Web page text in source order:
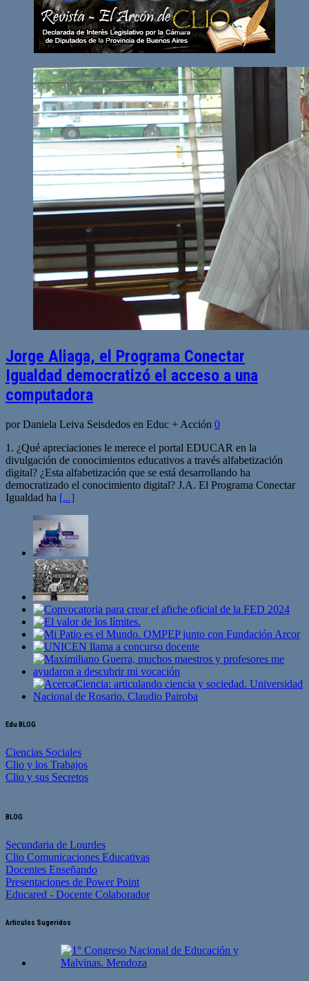
Jorge Aliaga, el Programa Conectar
Igualdad democratizó el acceso a una
computadora
por Daniela Leiva Seisdedos en Educ + Acción 0
1. ¿Qué apreciaciones le merece el portal EDUCAR en la
divulgación de conocimientos educativos a través alfabetización
digital? ¿Esta alfabetización que se está desarrollando ha
democratizado el conocimiento digital? J.A. El Programa Conectar
Igualdad ha [...]
Edu BLOG
Ciencias Sociales
Clio y los Trabajos
Clio y sus Secretos
BLOG
Secundaria de Lourdes
Clio Comunicaciones Educativas
Docentes Enseñando
Presentaciones de Power Point
Educared - Docente Colaborador
Artículos Sugeridos